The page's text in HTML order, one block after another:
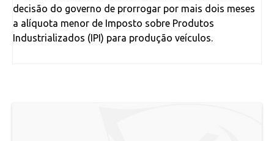
decisão do governo de prorrogar por mais dois meses
a alíquota menor de Imposto sobre Produtos
Industrializados (IPI) para produção veículos.